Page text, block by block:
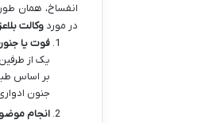
انفساخ، همان
در موردوکالت
فوت یا
یک از
بر اساس
جنون
انجام